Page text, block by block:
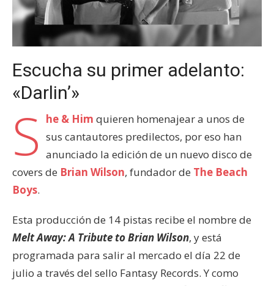
Escucha su primer adelanto:
«Darlin’»
S he & Him quieren homenajear a unos de
sus cantautores predilectos, por eso han
anunciado la edición de un nuevo disco de
covers de Brian Wilson, fundador de The Beach
Boys.
Esta producción de 14 pistas recibe el nombre de
Melt Away: A Tribute to Brian Wilson, y está
programada para salir al mercado el día 22 de
julio a través del sello Fantasy Records. Y como